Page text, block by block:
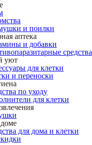
и поилки
аптека
и добавки
средства
уют
для клетки
и переноски
по уходу
для клетки
для дома и клетки